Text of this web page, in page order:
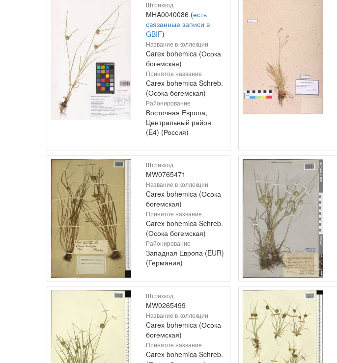
Штрихкод
MHA0040086 (есть
связанные записи в
GBIF)
Название в коллекции
Carex bohemica (Осока
богемская)
Принятое название
Carex bohemica Schreb.
(Осока богемская)
Районирование
Восточная Европа,
Центральный район
(E4) (Россия)
Штрихкод
MW0765471
Название в коллекции
Carex bohemica (Осока
богемская)
Принятое название
Carex bohemica Schreb.
(Осока богемская)
Районирование
Западная Европа (EUR)
(Германия)
Штрихкод
MW0265499
Название в коллекции
Carex bohemica (Осока
богемская)
Принятое название
Carex bohemica Schreb.